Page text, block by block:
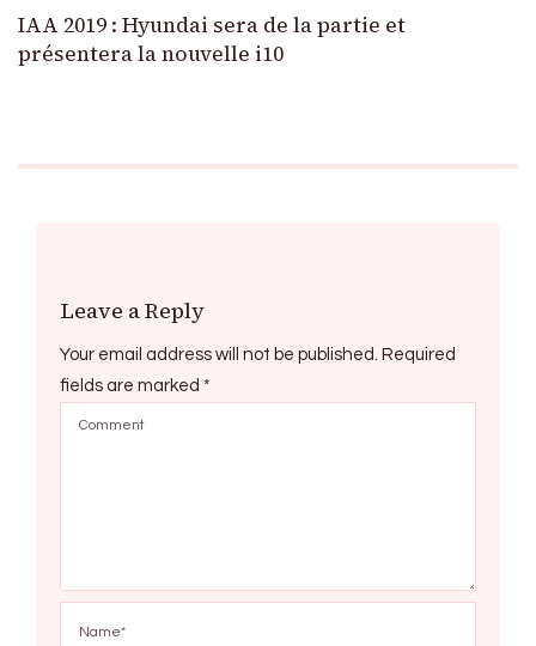
IAA 2019 : Hyundai sera de la partie et
présentera la nouvelle i10
Leave a Reply
Your email address will not be published. Required
fields are marked *